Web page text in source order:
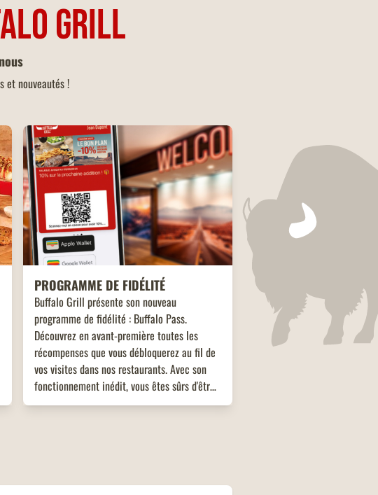
GRILL
et nouveautés !
PROGRAMME DE FIDÉLITÉ
Buffalo Grill présente son nouveau
programme de fidélité : Buffalo Pass.
Découvrez en avant-première toutes les
récompenses que vous débloquerez au fil de
vos visites dans nos restaurants. Avec son
fonctionnement inédit, vous êtes sûrs d'être
gagnant.